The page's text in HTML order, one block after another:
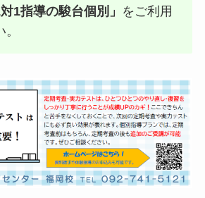
対1指導の駿台個別」 をご利用